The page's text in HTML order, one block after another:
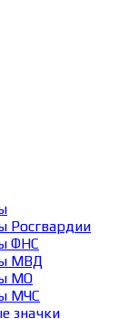
Росгвардии
ФНС
МВД
МО
МЧС
значки